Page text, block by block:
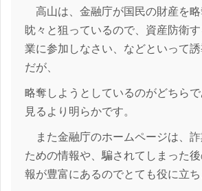
高山は、金融庁が国民の財産を
眈々と狙っているので、資産防衛
業に参加しなさい、などといって
だが、
略奪しようとしているのがどちら
見るより明らかです。
また金融庁のホームページは、
ための情報や、騙されてしまった
報が豊富にあるのでとても役に立ち